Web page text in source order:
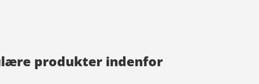
produkter indenfor